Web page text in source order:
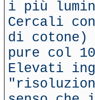
i più
Cercali
di
pure col
Elevati